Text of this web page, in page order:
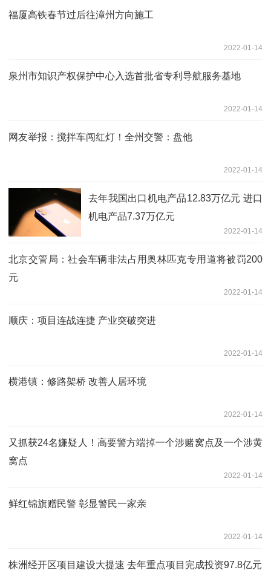
福厦高铁春节过后往漳州方向施工
2022-01-14
泉州市知识产权保护中心入选首批省专利导航服务基地
2022-01-14
网友举报：搅拌车闯红灯！全州交警：盘他
2022-01-14
去年我国出口机电产品12.83万亿元 进口
机电产品7.37万亿元
2022-01-14
北京交管局：社会车辆非法占用奥林匹克专用道将被罚200
元
2022-01-14
顺庆：项目连战连捷 产业突破突进
2022-01-14
横港镇：修路架桥 改善人居环境
2022-01-14
又抓获24名嫌疑人！高要警方端掉一个涉赌窝点及一个涉黄
窝点
2022-01-14
鲜红锦旗赠民警 彰显警民一家亲
2022-01-14
株洲经开区项目建设大提速 去年重点项目完成投资97.8亿元